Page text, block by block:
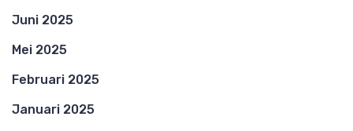
Juni 2025
Mei 2025
Februari 2025
Januari 2025